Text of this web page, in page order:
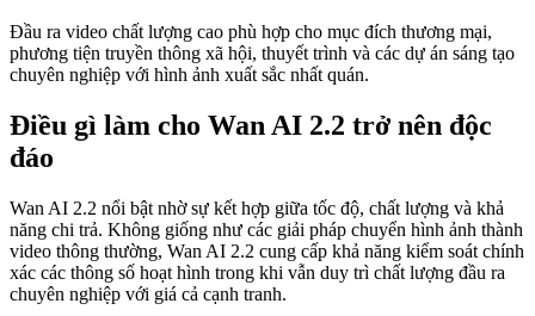
Đầu ra video chất lượng cao phù hợp cho mục đích thương mại,
phương tiện truyền thông xã hội, thuyết trình và các dự án sáng tạo
chuyên nghiệp với hình ảnh xuất sắc nhất quán.
Điều gì làm cho Wan AI 2.2 trở nên độc
đáo
Wan AI 2.2 nổi bật nhờ sự kết hợp giữa tốc độ, chất lượng và khả
năng chi trả. Không giống như các giải pháp chuyển hình ảnh thành
video thông thường, Wan AI 2.2 cung cấp khả năng kiểm soát chính
xác các thông số hoạt hình trong khi vẫn duy trì chất lượng đầu ra
chuyên nghiệp với giá cả cạnh tranh.